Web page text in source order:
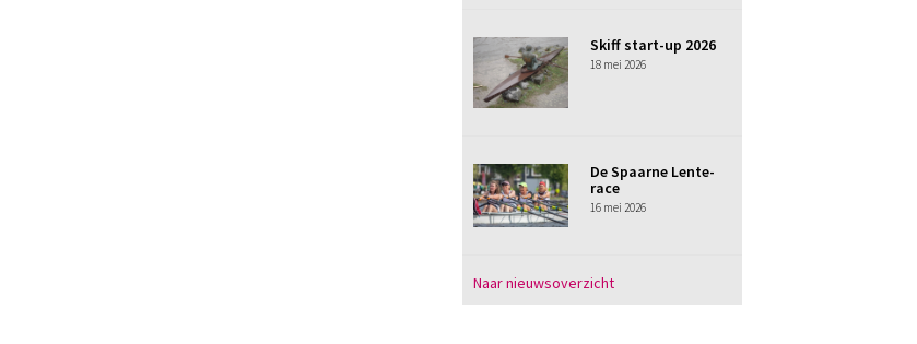
Skiff start-up 2026
18 mei 2026
De Spaarne Lente-
race
16 mei 2026
Naar nieuwsoverzicht